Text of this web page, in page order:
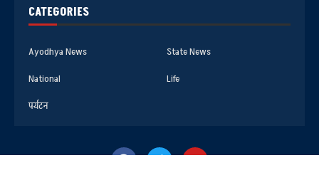
CATEGORIES
Ayodhya News
State News
National
Life
पर्यटन